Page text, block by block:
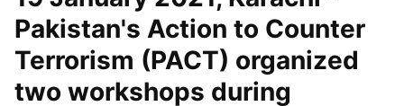
Pakistan's Action to Counter
Terrorism (PACT) organized
two workshops during